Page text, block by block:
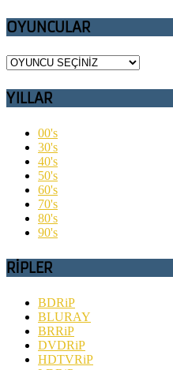
OYUNCULAR
YILLAR
00's
30's
40's
50's
60's
70's
80's
90's
RİPLER
BDRiP
BLURAY
BRRiP
DVDRiP
HDTVRiP